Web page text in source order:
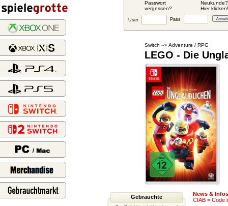
Passwort
vergessen?
Neukunde?
Hier klicken!
User Pass
Switch --» Adventure / RPG
LEGO - Die
Gebrauchte
News & Infos
CIAB = Code